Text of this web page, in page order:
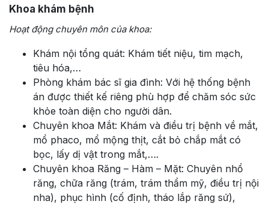
Khoa khám bệnh
Hoạt động chuyên môn của khoa:
Khám nội tổng quát: Khám tiết niệu, tim mạch,
tiêu hóa,…
Phòng khám bác sĩ gia đình: Với hệ thống bệnh
án được thiết kế riêng phù hợp để chăm sóc sức
khỏe toàn diện cho người dân.
Chuyên khoa Mắt: Khám và điều trị bệnh về mắt,
mổ phaco, mổ mộng thịt, cắt bỏ chắp mắt có
bọc, lấy dị vật trong mắt,….
Chuyên khoa Răng – Hàm – Mặt: Chuyên nhổ
răng, chữa răng (trám, trám thẩm mỹ, điều trị nội
nha), phục hình (cố định, tháo lắp răng sứ),